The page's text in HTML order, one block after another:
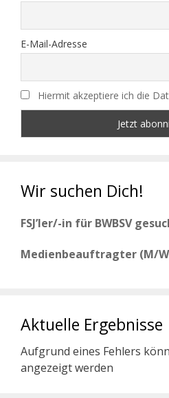
E-Mail-Adresse
Hiermit akzeptiere ich die
Wir suchen Dich!
FSJ’ler/-in für BWBSV
Medienbeauftragter (M/
Aktuelle Ergebnisse
Aufgrund eines Fehlers
angezeigt werden